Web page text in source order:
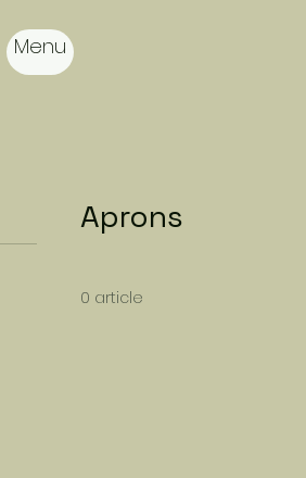
Menu
Aprons
0 article